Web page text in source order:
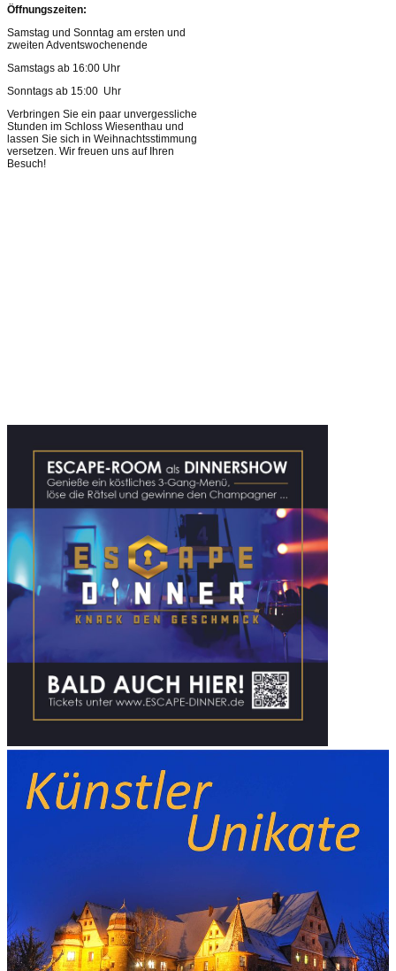
Öffnungszeiten:
Samstag und Sonntag am ersten und
zweiten Adventswochenende
Samstags ab 16:00 Uhr
Sonntags ab 15:00 Uhr
Verbringen Sie ein paar unvergessliche
Stunden im Schloss Wiesenthau und
lassen Sie sich in Weihnachtsstimmung
versetzen. Wir freuen uns auf Ihren
Besuch!